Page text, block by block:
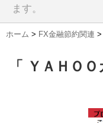
ます。
ホーム > FX金融節約関連 >
「 ＹＡＨＯ